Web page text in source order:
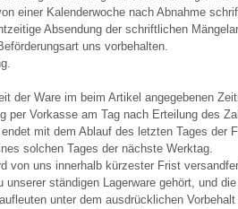
einer Kalenderwoche nach Abnahme
Absendung der schriftlichen
uns vorbehalten.
der Ware im beim Artikel angegebenen
per Vorkasse am Tag nach Erteilung des
mit dem Ablauf des letzten Tages
solchen Tages der nächste Werktag.
von uns innerhalb kürzester Frist
ständigen Lagerware gehört, und
unter dem ausdrücklichen